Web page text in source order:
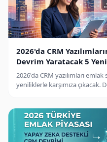
2026'da CRM
Devrim Yaratacak 5
2026'da CRM yazılımları
yeniliklerle karşımıza